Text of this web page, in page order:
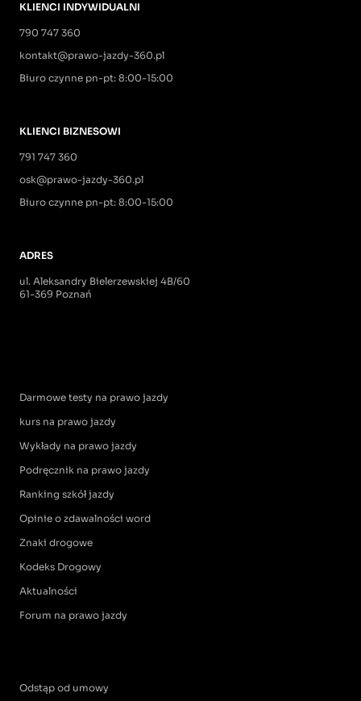
KLIENCI INDYWIDUALNI
790 747 360
kontakt@prawo-jazdy-360.pl
Biuro czynne pn-pt: 8:00-15:00
KLIENCI BIZNESOWI
791 747 360
osk@prawo-jazdy-360.pl
Biuro czynne pn-pt: 8:00-15:00
ADRES
ul. Aleksandry Bielerzewskiej 4B/60
61-369 Poznań
Darmowe testy na prawo jazdy
kurs na prawo jazdy
Wykłady na prawo jazdy
Podręcznik na prawo jazdy
Ranking szkół jazdy
Opinie o zdawalności word
Znaki drogowe
Kodeks Drogowy
Aktualności
Forum na prawo jazdy
Odstąp od umowy